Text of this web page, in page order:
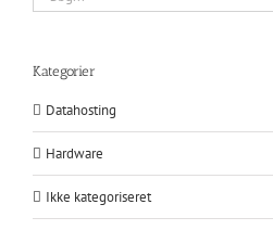
efter:
Kategorier
Datahosting
Hardware
Ikke kategoriseret